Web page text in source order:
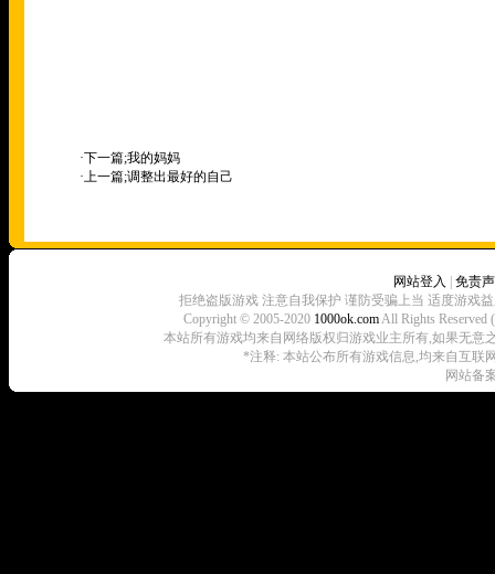
·下一篇;我的妈妈
·上一篇;调整出最好的自己
网站登入
免责
拒绝盗版游戏 注意自我保护 谨防受骗上当 适度游戏
Copyright © 2005-2020 1000ok.comAll Rights
本站所有游戏均来自网络版权归游戏业主所有,如果无意
*注释: 本站公布所有游戏信息,均来自互联
网站备